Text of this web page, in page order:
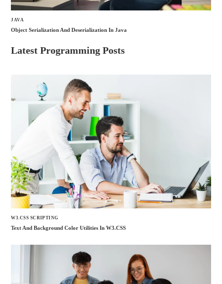
JAVA
Object Serialization And Deserialization In Java
Latest Programming Posts
W3.CSS SCRIPTING
Text And Background Color Utilities In W3.CSS